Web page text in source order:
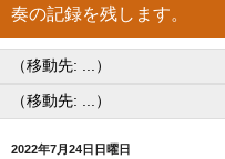
奏の記録を残します。
2022年7月24日日曜日